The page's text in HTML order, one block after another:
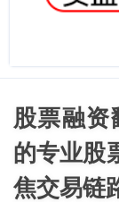
股票融资
的专业股
焦交易链